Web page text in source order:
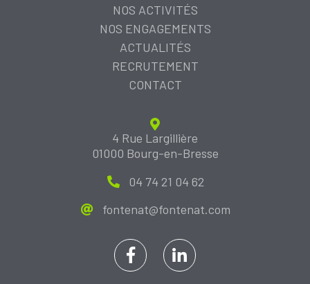
NOS ACTIVITÉS
NOS ENGAGEMENTS
ACTUALITÉS
RECRUTEMENT
CONTACT
4 Rue Largillière
01000 Bourg-en-Bresse
04 74 21 04 62
fontenat@fontenat.com